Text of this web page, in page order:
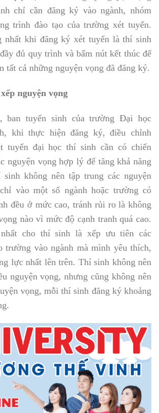
chỉ cần đăng ký vào ngành, nhóm
trình đào tạo của trường xét tuyển.
nhất khi đăng ký xét tuyển là thí sinh
đủ quy trình và bấm nút kết thúc để
tất cả những nguyện vọng đã đăng ký.
nguyện vọng
ban tuyển sinh của trường Đại học
khi thực hiện đăng ký, điều chỉnh
tuyển đại học thí sinh cần có chiến
nguyện vọng hợp lý để tăng khả năng
không nên tập trung các nguyện
vào một số ngành hoặc trường có
đều ở mức cao, tránh rủi ro là không
nào vì mức độ cạnh tranh quá cao.
cho thí sinh là xếp ưu tiên các
trường vào ngành mà mình yêu thích,
lực nhất lên trên. Thí sinh không nên
nguyện vọng, nhưng cũng không nên
vọng, mỗi thí sinh đăng ký khoảng